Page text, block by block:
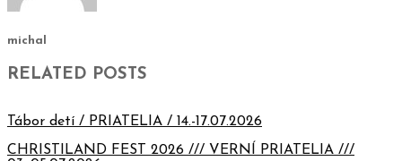
michal
RELATED POSTS
Tábor detí / PRIATELIA / 14.-17.07.2026
CHRISTILAND FEST 2026 /// VERNÍ PRIATELIA ///